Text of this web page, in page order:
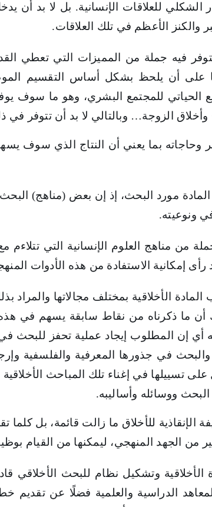
للعلاقات الإنسانية. بل لا بد أن
والكنز الأعظم في تلك العلاقات.
فيه جملة من المميزات التي تعطي
على أن يلحظ بشكل أساس التقسيم
للمجتمع البشري، وهو ما سوف يوفر
وأخلاق الزوجة… وبالتالي لا بد أن تتوفر
وحاجاته بما يعني أن النتاج الذي سوف
مورد البحث، إذ إن بعض (مناهج) البحث
ونوعيته.
من مناهج العلوم الإنسانية التي
إمكانية الاستفادة من هذه الأدوات
الأخلاقية بمختلف مجالاتها والمراد
ما ذكرناه من نقاط سابقة يسهم في هذه
إن المطلوب إيجاد عملية تحفز للبحث
في جذورها المعرفية والفلسفية
في إغناء تلك المباحث الأخلاقية
ووسائله وأساليبه.
للأخلاق ما زالت قائمة، بل كلما
من الجهد المنهجي، ليمكنها من القيام
الأخلاقية وتشكيل نظام للبحث الأخلاقي
الدراسية والعلمية فضلًا عن تقديم